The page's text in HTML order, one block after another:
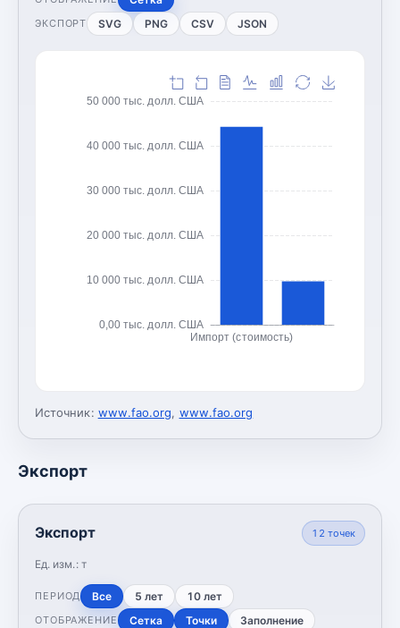
ЭКСПОРТ SVG PNG CSV JSON
0,00 тыс. долл. США
10 000 тыс. долл. США
20 000 тыс. долл. США
30 000 тыс. долл. США
40 000 тыс. долл. США
50 000 тыс. долл. США
Импорт (стоимость)
Источник: www.fao.org, www.fao.org
Экспорт
Экспорт
Ед. изм.: т
12 точек
ПЕРИОД Все 5 лет 10 лет
ОТОБРАЖЕНИЕ Сетка Точки Заполнение